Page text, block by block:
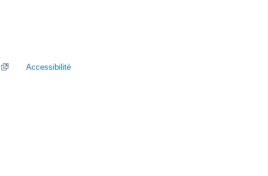
Accessibilité